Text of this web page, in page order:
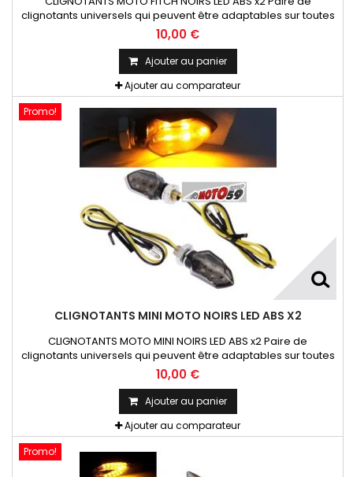
clignotants universels qui peuvent être adaptables sur toutes
motos ou scooters
10,00 €
Ajouter au panier
Ajouter au comparateur
Promo!
CLIGNOTANTS MINI MOTO NOIRS LED ABS X2
CLIGNOTANTS MOTO MINI NOIRS LED ABS x2 Paire de
clignotants universels qui peuvent être adaptables sur toutes
motos ou scooters
10,00 €
Ajouter au panier
Ajouter au comparateur
Promo!